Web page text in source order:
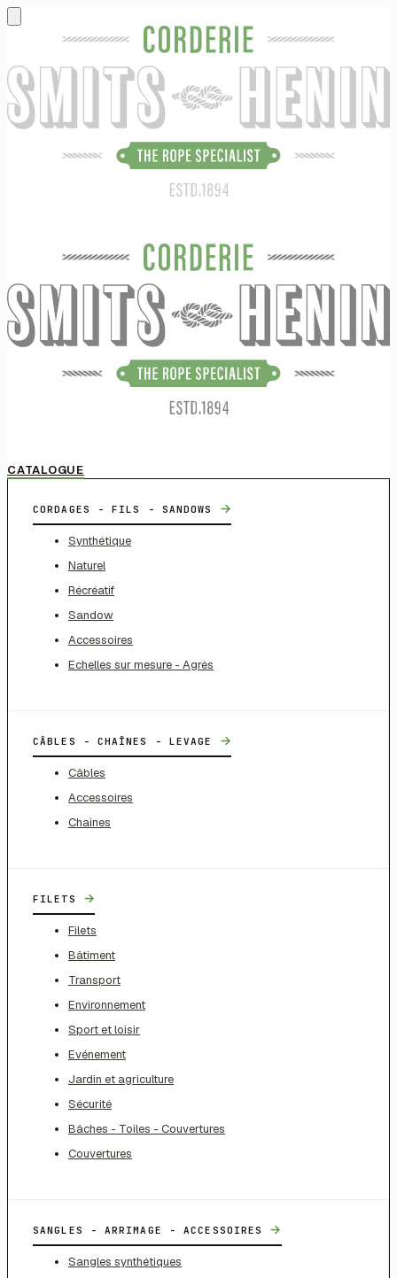
CATALOGUE
CORDAGES - FILS - SANDOWS →
Synthétique
Naturel
Récréatif
Sandow
Accessoires
Echelles sur mesure - Agrès
CÂBLES - CHAÎNES - LEVAGE →
Câbles
Accessoires
Chaines
FILETS →
Filets
Bâtiment
Transport
Environnement
Sport et loisir
Evénement
Jardin et agriculture
Sécurité
Bâches - Toiles - Couvertures
Couvertures
SANGLES - ARRIMAGE - ACCESSOIRES →
Sangles synthétiques